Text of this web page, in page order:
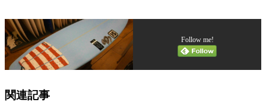
Follow me!
関連記事